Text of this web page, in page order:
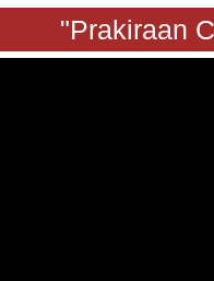
"Prakiraan